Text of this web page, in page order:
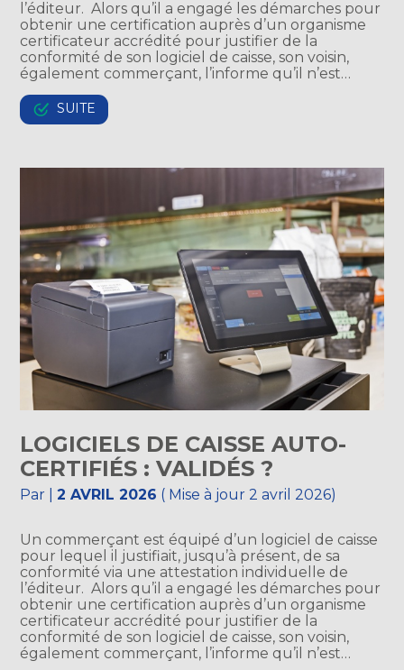
l’éditeur. Alors qu’il a engagé les démarches pour
obtenir une certification auprès d’un organisme
certificateur accrédité pour justifier de la
conformité de son logiciel de caisse, son voisin,
également commerçant, l’informe qu’il n’est…
SUITE
LOGICIELS DE CAISSE AUTO-
CERTIFIÉS : VALIDÉS ?
Par |2 AVRIL 2026 ( Mise à jour 2 avril 2026)
Un commerçant est équipé d’un logiciel de caisse
pour lequel il justifiait, jusqu’à présent, de sa
conformité via une attestation individuelle de
l’éditeur. Alors qu’il a engagé les démarches pour
obtenir une certification auprès d’un organisme
certificateur accrédité pour justifier de la
conformité de son logiciel de caisse, son voisin,
également commerçant, l’informe qu’il n’est…